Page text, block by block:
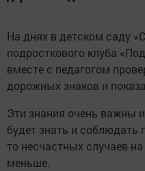
На днях в детском саду
подросткового клуба
вместе с педагогом
дорожных знаков и
Эти знания очень важны
будет знать и
то несчастных случаев
меньше.